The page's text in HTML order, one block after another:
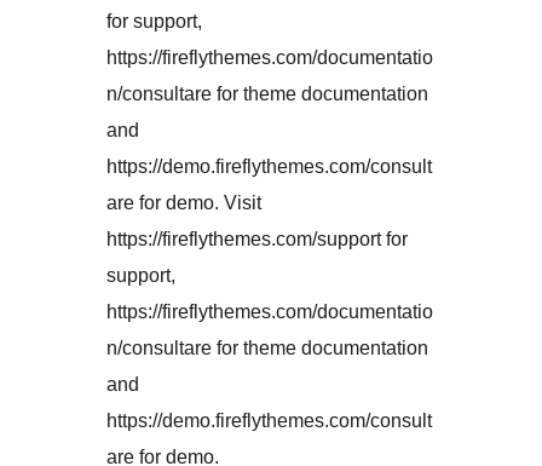
for support,
https://fireflythemes.com/documentatio
n/consultare for theme documentation
and
https://demo.fireflythemes.com/consult
are for demo. Visit
https://fireflythemes.com/support for
support,
https://fireflythemes.com/documentatio
n/consultare for theme documentation
and
https://demo.fireflythemes.com/consult
are for demo.